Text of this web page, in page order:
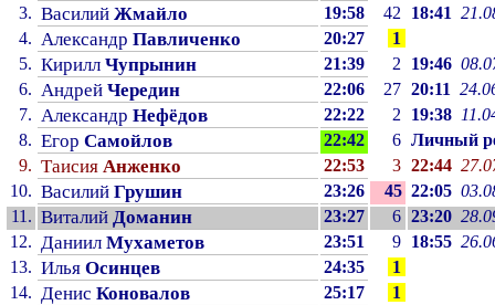
3. Василий Жмайло 19:58 42 18:41
4. Александр Павличенко 20:27
1
5. Кирилл Чупрынин 21:39 2 19:46
6. Андрей Чередин 22:06 27 20:11
7. Александр Нефёдов 22:22 2 19:38
8. Егор Самойлов 22:42 6 Личный
9. Таисия Анженко 22:53 3 22:44
10. Василий Грушин 23:26 45 22:05
11. Виталий Доманин 23:27 6 23:20
12. Даниил Мухаметов 23:51 9 18:55
13. Илья Осинцев 24:35
1
14. Денис Коновалов 25:17
1